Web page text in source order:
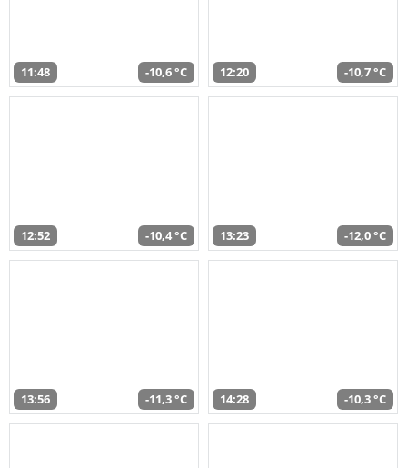
11:48 -10,6 °C 12:20 -10,7 °C
12:52 -10,4 °C 13:23 -12,0 °C
13:56 -11,3 °C 14:28 -10,3 °C